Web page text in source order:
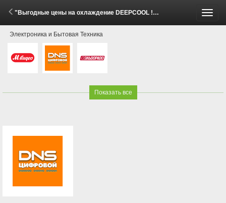
"Выгодные цены на охлаждение DEEPCOOL !" (29 Мая - 15 Июня 2026)
Электроника и Бытовая Техника
Показать все